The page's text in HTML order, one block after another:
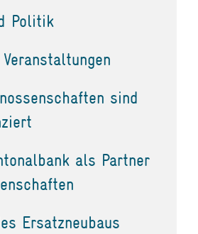
Politik
Veranstaltungen
sind
als Partner
Ersatzneubaus